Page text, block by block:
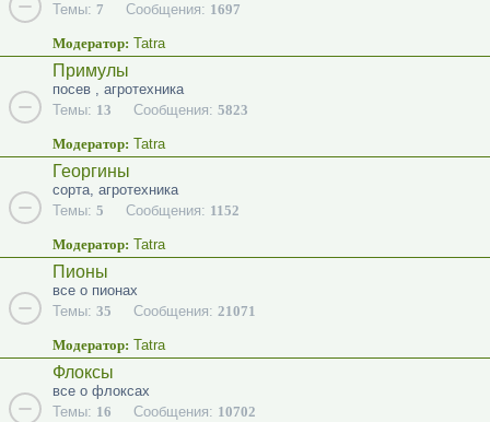
Темы: 7 Сообщения: 1697
Модератор: Tatra
Примулы
посев , агротехника
Темы: 13 Сообщения: 5823
Модератор: Tatra
Георгины
сорта, агротехника
Темы: 5 Сообщения: 1152
Модератор: Tatra
Пионы
все о пионах
Темы: 35 Сообщения: 21071
Модератор: Tatra
Флоксы
все о флоксах
Темы: 16 Сообщения: 10702